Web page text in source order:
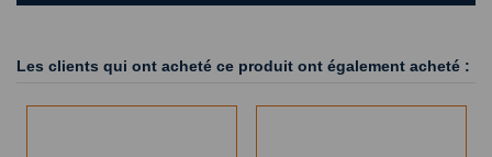
Les clients qui ont acheté ce produit ont également acheté :